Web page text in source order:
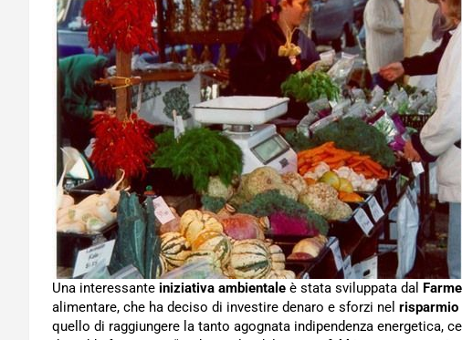
Una interessante iniziativa ambientale è stata sviluppata dal
alimentare, che ha deciso di investire denaro e sforzi nel risparmio
quello di raggiungere la tanto agognata indipendenza energetica,